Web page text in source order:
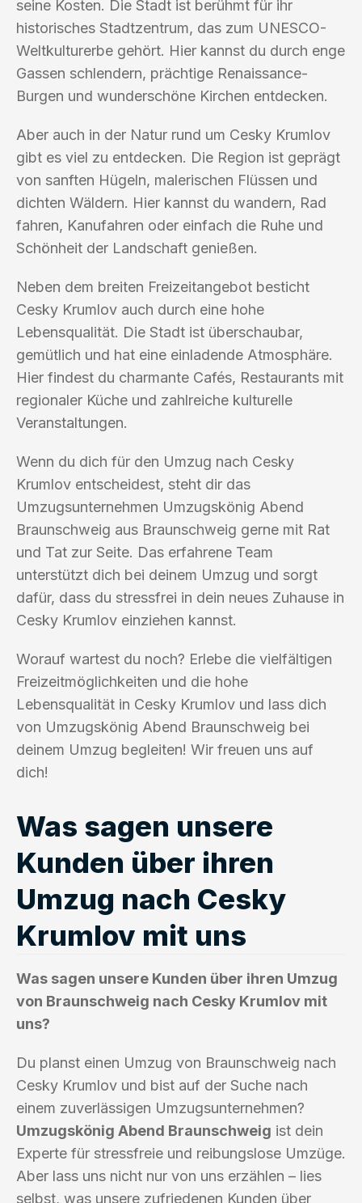
seine Kosten. Die Stadt ist berühmt für ihr
historisches Stadtzentrum, das zum UNESCO-
Weltkulturerbe gehört. Hier kannst du durch enge
Gassen schlendern, prächtige Renaissance-
Burgen und wunderschöne Kirchen entdecken.
Aber auch in der Natur rund um Cesky Krumlov
gibt es viel zu entdecken. Die Region ist geprägt
von sanften Hügeln, malerischen Flüssen und
dichten Wäldern. Hier kannst du wandern, Rad
fahren, Kanufahren oder einfach die Ruhe und
Schönheit der Landschaft genießen.
Neben dem breiten Freizeitangebot besticht
Cesky Krumlov auch durch eine hohe
Lebensqualität. Die Stadt ist überschaubar,
gemütlich und hat eine einladende Atmosphäre.
Hier findest du charmante Cafés, Restaurants mit
regionaler Küche und zahlreiche kulturelle
Veranstaltungen.
Wenn du dich für den Umzug nach Cesky
Krumlov entscheidest, steht dir das
Umzugsunternehmen Umzugskönig Abend
Braunschweig aus Braunschweig gerne mit Rat
und Tat zur Seite. Das erfahrene Team
unterstützt dich bei deinem Umzug und sorgt
dafür, dass du stressfrei in dein neues Zuhause in
Cesky Krumlov einziehen kannst.
Worauf wartest du noch? Erlebe die vielfältigen
Freizeitmöglichkeiten und die hohe
Lebensqualität in Cesky Krumlov und lass dich
von Umzugskönig Abend Braunschweig bei
deinem Umzug begleiten! Wir freuen uns auf
dich!
Was sagen unsere
Kunden über ihren
Umzug nach Cesky
Krumlov mit uns
Was sagen unsere Kunden über ihren Umzug
von Braunschweig nach Cesky Krumlov mit
uns?
Du planst einen Umzug von Braunschweig nach
Cesky Krumlov und bist auf der Suche nach
einem zuverlässigen Umzugsunternehmen?
Umzugskönig Abend Braunschweig ist dein
Experte für stressfreie und reibungslose Umzüge.
Aber lass uns nicht nur von uns erzählen – lies
selbst, was unsere zufriedenen Kunden über